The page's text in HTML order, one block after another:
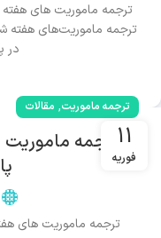
در
11
فوریه
ترجمه ماموریت, مقالات